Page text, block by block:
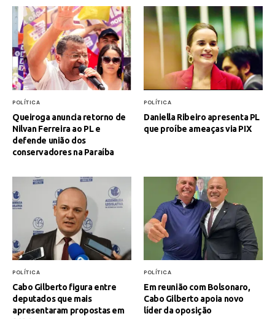
POLÍTICA
Queiroga anuncia retorno de
Nilvan Ferreira ao PL e
defende união dos
conservadores na Paraíba
POLÍTICA
Daniella Ribeiro apresenta PL
que proíbe ameaças via PIX
POLÍTICA
Cabo Gilberto figura entre
deputados que mais
apresentaram propostas em
POLÍTICA
Em reunião com Bolsonaro,
Cabo Gilberto apoia novo
líder da oposição